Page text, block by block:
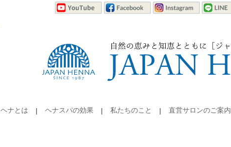
ヘナとは ヘナスパの効果 私たちのこと 直営サロンのご案内